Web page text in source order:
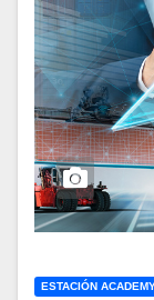
ESTACIÓN